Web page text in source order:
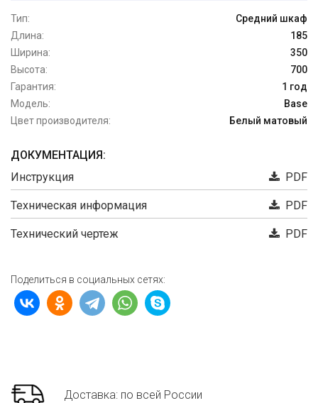
Тип:
Средний шкаф
Длина:
185
Ширина:
350
Высота:
700
Гарантия:
1 год
Модель:
Base
Цвет производителя:
Белый матовый
ДОКУМЕНТАЦИЯ:
Инструкция
PDF
Техническая информация PDF
Технический чертеж PDF
Поделиться в социальных сетях:
Доставка: по всей России